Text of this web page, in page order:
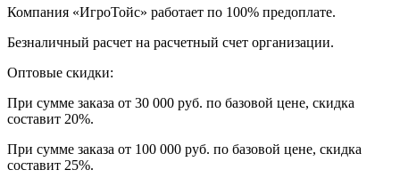
Компания «ИгроТойс» работает по 100% предоплате.
Безналичный расчет на расчетный счет организации.
Оптовые скидки:
При сумме заказа от 30 000 руб. по базовой цене, скидка
составит 20%.
При сумме заказа от 100 000 руб. по базовой цене, скидка
составит 25%.